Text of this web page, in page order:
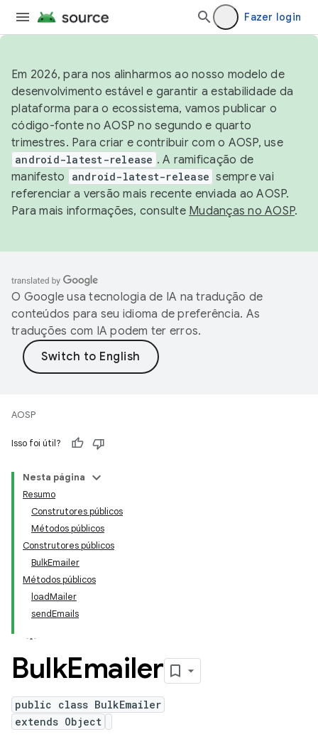
Fazer login
Em 2026, para nos alinharmos ao nosso modelo de
desenvolvimento estável e garantir a estabilidade da
plataforma para o ecossistema, vamos publicar o
código-fonte no AOSP no segundo e quarto
trimestres. Para criar e contribuir com o AOSP, use
android-latest-release . A ramificação de
manifesto
android-latest-release sempre vai
referenciar a versão mais recente enviada ao AOSP.
Para mais informações, consulte Mudanças no AOSP.
O Google usa tecnologia de IA na tradução de
conteúdos para seu idioma de preferência. As
traduções com IA podem ter erros.
AOSP
Isso foi útil?
Nesta página
Resumo
Construtores públicos
Métodos públicos
Construtores públicos
BulkEmailer
Métodos públicos
loadMailer
sendEmails
BulkEmailer
public class BulkEmailer
extends Object